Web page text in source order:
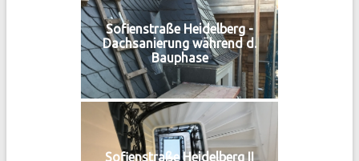
Sofienstraße Heidelberg -
Dachsanierung während d.
Bauphase
Sofienstraße Heidelberg II